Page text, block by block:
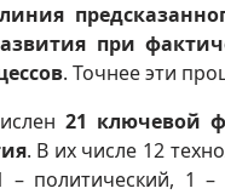
при
. Точнее эти
21 ключевой
. В их числе 12
– политический, 1